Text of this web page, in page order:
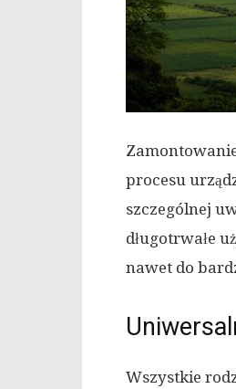
procesu
szczególnej
długotrwałe
nawet do
Wszystkie